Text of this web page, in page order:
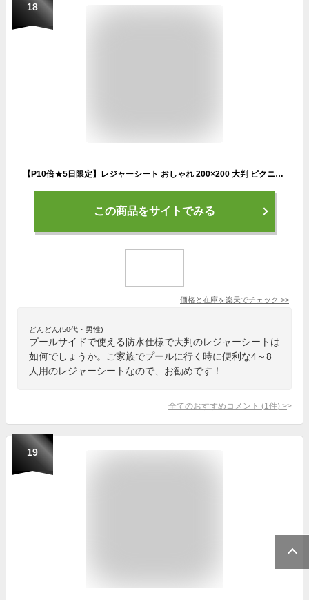
18
【P10倍★5日限定】レジャーシート おしゃれ 200×200 大判 ピクニックシート 大きい 4人から8人 大判 子供 遠足 お花見 花火大会 アウトドア 運動会 海 川 可愛い お家時間 運動会 チェック ピクニック コンパクト 防水 撥水 PVC 折りたたみ
この商品をサイトでみる
価格と在庫を楽天でチェック >>
どんどん(50代・男性)
プールサイドで使える防水仕様で大判のレジャーシートは
如何でしょうか。ご家族でプールに行く時に便利な4～8
人用のレジャーシートなので、お勧めです！
全てのおすすめコメント (1 件) >
19